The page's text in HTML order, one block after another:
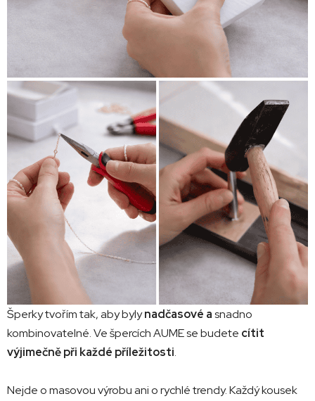
Šperky tvořím tak, aby bylynadčasové asnadno
kombinovatelné. Ve špercích AUME se budete cítit
výjimečně při každé příležitosti.
Nejde o masovou výrobu ani o rychlé trendy. Každý kousek